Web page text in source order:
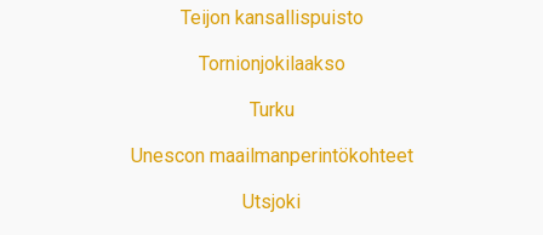
Teijon kansallispuisto
Tornionjokilaakso
Turku
Unescon maailmanperintökohteet
Utsjoki